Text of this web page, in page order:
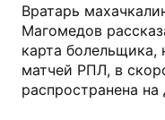
Вратарь
Магомедов
карта
матчей РПЛ, в
распространена на